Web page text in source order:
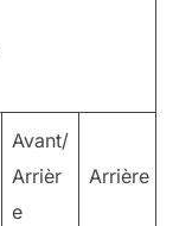
Avant/
Arrièr
e
Arrière